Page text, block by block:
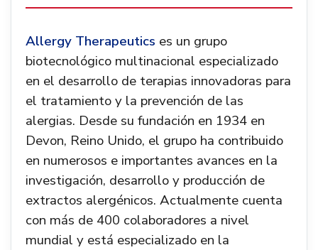
Allergy Therapeutics es un grupo
biotecnológico multinacional especializado
en el desarrollo de terapias innovadoras para
el tratamiento y la prevención de las
alergias. Desde su fundación en 1934 en
Devon, Reino Unido, el grupo ha contribuido
en numerosos e importantes avances en la
investigación, desarrollo y producción de
extractos alergénicos. Actualmente cuenta
con más de 400 colaboradores a nivel
mundial y está especializado en la